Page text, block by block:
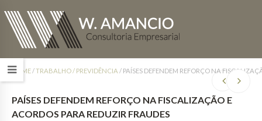
HOME/TRABALHO / PREVIDÊNCIA / PAÍSES DEFENDEM REFORÇO NA
PAÍSES DEFENDEM REFORÇO NA FISCALIZAÇÃO E
ACORDOS PARA REDUZIR FRAUDES